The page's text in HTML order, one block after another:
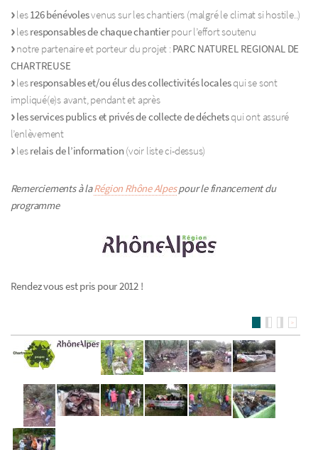
les126 bénévolesvenus sur les chantiers (malgré le climat si hostile..)
lesresponsables de chaque chantierpour l’effort soutenu
notre partenaire et porteur du projet : PARC NATUREL REGIONAL DE
CHARTREUSE
lesresponsables et/ou élus des collectivités localesqui se sont
impliqué(e)s avant, pendant et après
les services publics et privés de collecte de déchetsqui ont assuré
l’enlèvement
lesrelais de l’information (voir liste ci-dessus)
Remerciements à laRégion Rhône Alpespour le financement du
programme
Rendez vous est pris pour 2012 !
>